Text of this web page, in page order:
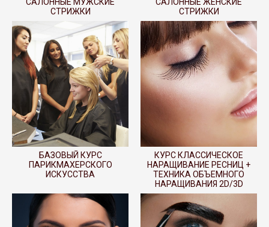
СТРИЖКИ
СТРИЖКИ
БАЗОВЫЙ КУРС
ПАРИКМАХЕРСКОГО
ИСКУССТВА
КУРС КЛАССИЧЕСКОЕ
НАРАЩИВАНИЕ РЕСНИЦ +
ТЕХНИКА ОБЪЕМНОГО
НАРАЩИВАНИЯ 2D/3D